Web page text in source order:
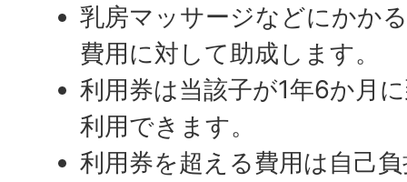
乳房マッサージなどにかか
費用に対して助成します。
利用券は当該子が1年6か月
利用できます。
利用券を超える費用は自己